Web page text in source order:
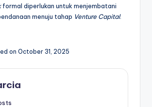
formal diperlukan untuk menjembatani
menuju tahap Venture Capital.
on October 31, 2025